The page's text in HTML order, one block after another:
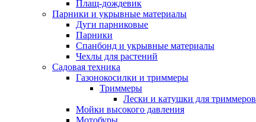
Плащ-дождевик
Парники и укрывные материалы
Дуги парниковые
Парники
Спанбонд и укрывные материалы
Чехлы для растений
Садовая техника
Газонокосилки и триммеры
Триммеры
Лески и катушки для триммеров
Мойки высокого давления
Мотобуры